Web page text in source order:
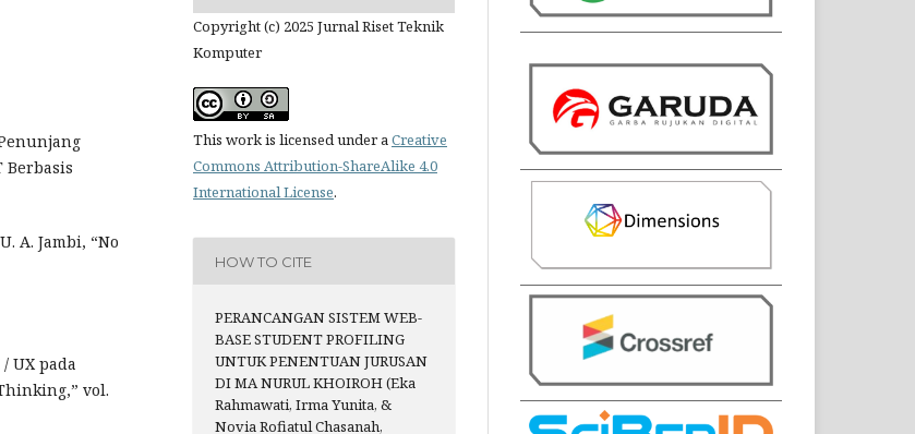
Berbasis
A. Jambi, “No
UX pada
vol.
Copyright (c) 2025 Jurnal Riset Teknik
Komputer
This work is licensed under aCreative
Commons Attribution-ShareAlike 4.0
International License.
HOW TO CITE
PERANCANGAN SISTEM WEB-
BASE STUDENT PROFILING
UNTUK PENENTUAN JURUSAN
DI MA NURUL KHOIROH (Eka
Rahmawati, Irma Yunita, &
Novia Rofiatul Chasanah,